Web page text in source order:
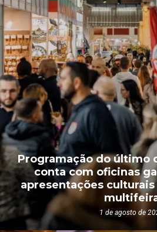
Programação do último
conta com oficinas
apresentações
1 de agosto de